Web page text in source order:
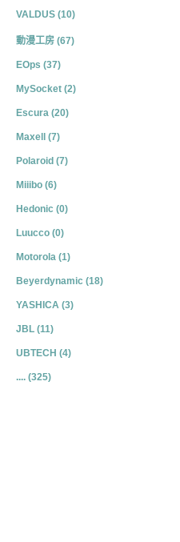
VALDUS (10)
動漫工房 (67)
EOps (37)
MySocket (2)
Escura (20)
Maxell (7)
Polaroid (7)
Miiibo (6)
Hedonic (0)
Luucco (0)
Motorola (1)
Beyerdynamic (18)
YASHICA (3)
JBL (11)
UBTECH (4)
.... (325)